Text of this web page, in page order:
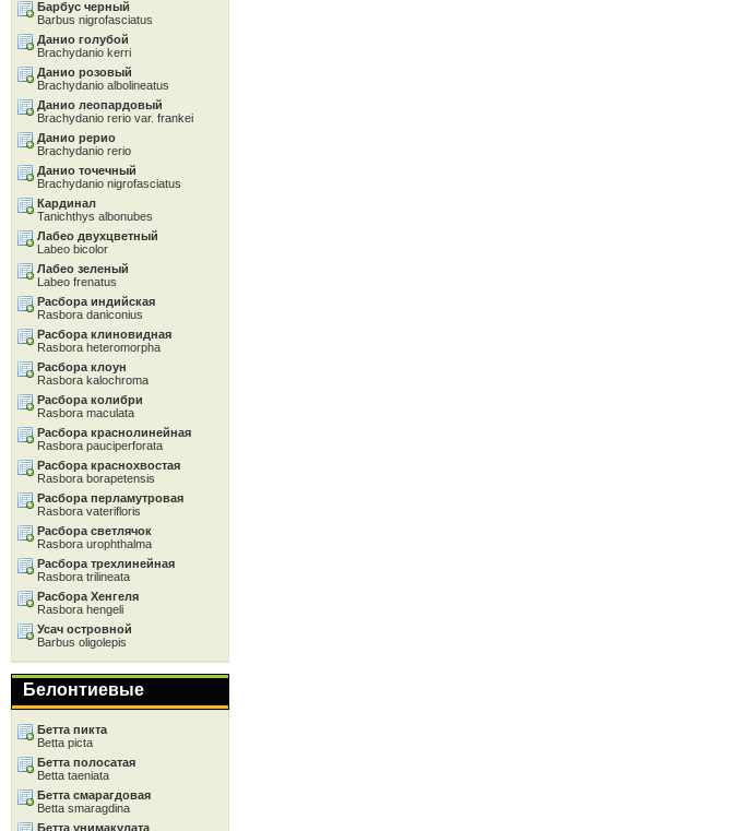
Барбус черный
Barbus nigrofasciatus
Данио голубой
Brachydanio kerri
Данио розовый
Brachydanio albolineatus
Данио леопардовый
Brachydanio rerio var. frankei
Данио рерио
Brachydanio rerio
Данио точечный
Brachydanio nigrofasciatus
Кардинал
Tanichthys albonubes
Лабео двухцветный
Labeo bicolor
Лабео зеленый
Labeo frenatus
Расбора индийская
Rasbora daniconius
Расбора клиновидная
Rasbora heteromorpha
Расбора клоун
Rasbora kalochroma
Расбора колибри
Rasbora maculata
Расбора краснолинейная
Rasbora pauciperforata
Расбора краснохвостая
Rasbora borapetensis
Расбора перламутровая
Rasbora vaterifloris
Расбора светлячок
Rasbora urophthalma
Расбора трехлинейная
Rasbora trilineata
Расбора Хенгеля
Rasbora hengeli
Усач островной
Barbus oligolepis
Белонтиевые
Бетта пикта
Betta picta
Бетта полосатая
Betta taeniata
Бетта смарагдовая
Betta smaragdina
Бетта унимакулата